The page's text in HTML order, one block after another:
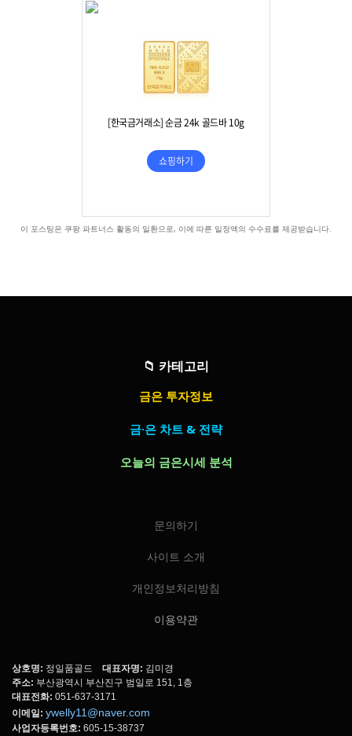
이 포스팅은 쿠팡 파트너스 활동의 일환으로, 이에 따른 일정액의 수수료를 제공받습니다.
📁 카테고리
금은 투자정보
금·은 차트 & 전략
오늘의 금은시세 분석
문의하기
사이트 소개
개인정보처리방침
이용약관
상호명: 정일품골드 대표자명: 김미경
주소: 부산광역시 부산진구 범일로 151, 1층
대표전화: 051-637-3171
이메일: ywelly11@naver.com
사업자등록번호: 605-15-38737